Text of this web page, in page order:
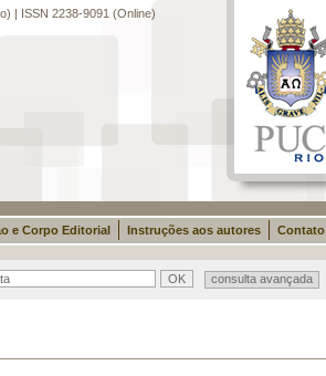
| ISSN 2238-9091 (Online)
e Corpo Editorial Instruções aos autores Contato
consulta avançada